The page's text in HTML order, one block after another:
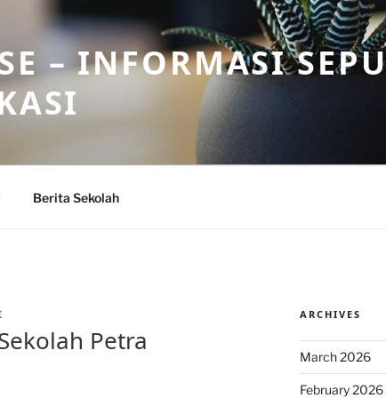
– INFORMASI
Berita Sekolah
Petra
ARCHIVES
March 2026
February 2026